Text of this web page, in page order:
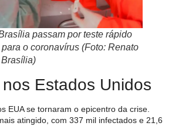
passam por teste rápido
o coronavírus (Foto: Renato
Estados Unidos
EUA se tornaram o epicentro da crise.
atingido, com 337 mil infectados e 21,6